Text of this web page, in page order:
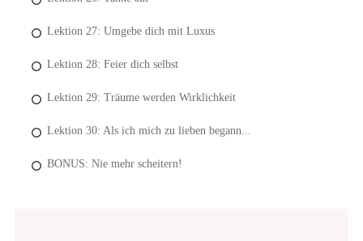
Lektion 27: Umgebe dich mit Luxus
Lektion 28: Feier dich selbst
Lektion 29: Träume werden Wirklichkeit
Lektion 30: Als ich mich zu lieben begann...
BONUS: Nie mehr scheitern!